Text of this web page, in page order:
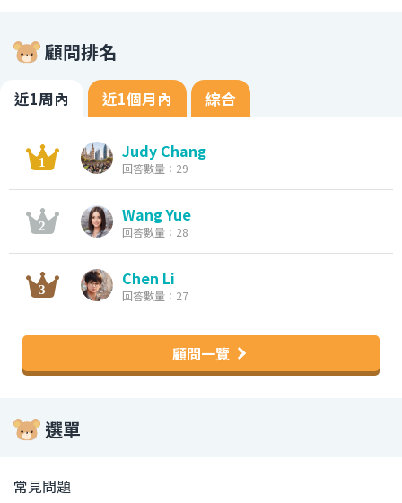
顧問排名
近1周內 近1個月內 綜合
Judy Chang
回答數量：29
Wang Yue
回答數量：28
Chen Li
回答數量：27
顧問一覽
選單
常見問題